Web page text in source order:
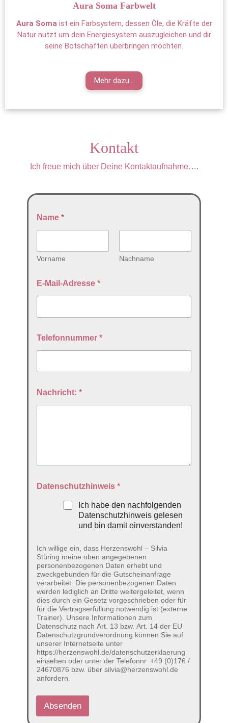
Aura Soma Farbwelt
Aura Soma ist ein Farbsystem, dessen Öle, die Kräfte der
Natur nutzt um dein Energiesystem auszugleichen und dir
seine Botschaften überbringen möchten.
Mehr dazu...
Kontakt
Ich freue mich über Deine Kontaktaufnahme….
Name *
Vorname Nachname
E-Mail-Adresse *
Telefonnummer *
Nachricht: *
Datenschutzhinweis *
Ich habe den nachfolgenden
Datenschutzhinweis gelesen
und bin damit einverstanden!
Ich willige ein, dass Herzenswohl – Silvia
Stüring meine oben angegebenen
personenbezogenen Daten erhebt und
zweckgebunden für die Gutscheinanfrage
verarbeitet. Die personenbezogenen Daten
werden lediglich an Dritte weitergeleitet, wenn
dies durch ein Gesetz vorgeschrieben oder für
für die Vertragserfüllung notwendig ist (externe
Trainer). Unsere Informationen zum
Datenschutz nach Art. 13 bzw. Art. 14 der EU
Datenschutzgrundverordnung können Sie auf
unserer Internetseite unter
https://herzenswohl.de/datenschutzerklaerung
einsehen oder unter der Telefonnr. +49 (0)176 /
24670876 bzw. über silvia@herzenswohl.de
anfordern.
Absenden